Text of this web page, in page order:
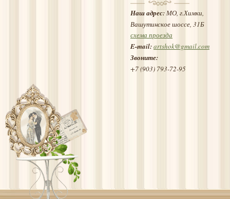
Наш адрес:МО, г.Химки,
Вашутинское шоссе, 31Б
схема проезда
E-mail:artshok@gmail.com
Звоните:
+7 (903) 793-72-95